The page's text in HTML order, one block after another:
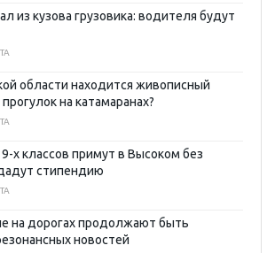
из кузова грузовика: водителя будут
области находится живописный
на катамаранах?
х классов примут в Высоком без
стипендию
на дорогах продолжают быть
новостей